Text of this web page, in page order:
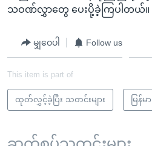
သဝဏ်လွှာတွေ ပေးပို့ခဲ့ကြပါတယ်။
မျှဝေပါ Follow us
This item is part of
ထုတ်လွှင့်ခဲ့ပြီး သတင်းများ မြန်မာ